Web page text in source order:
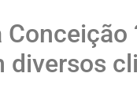
diversos